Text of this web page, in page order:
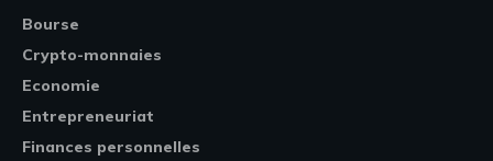
Bourse
Crypto-monnaies
Economie
Entrepreneuriat
Finances personnelles